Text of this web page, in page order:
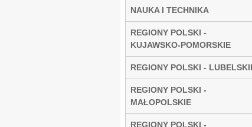
NAUKA I TECHNIKA
REGIONY POLSKI -
KUJAWSKO-POMORSKIE
REGIONY POLSKI -
REGIONY POLSKI -
MAŁOPOLSKIE
REGIONY POLSKI -